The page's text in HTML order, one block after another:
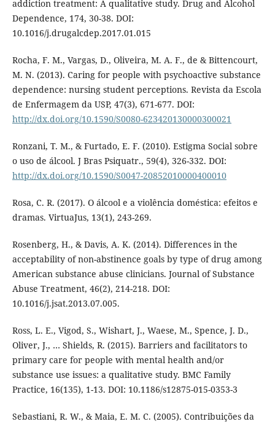
addiction treatment: A qualitative study. Drug and Alcohol
Dependence, 174, 30-38. DOI:
10.1016/j.drugalcdep.2017.01.015
Rocha, F. M., Vargas, D., Oliveira, M. A. F., de & Bittencourt,
M. N. (2013). Caring for people with psychoactive substance
dependence: nursing student perceptions. Revista da Escola
de Enfermagem da USP, 47(3), 671-677. DOI:
http://dx.doi.org/10.1590/S0080-623420130000300021
Ronzani, T. M., & Furtado, E. F. (2010). Estigma Social sobre
o uso de álcool. J Bras Psiquatr., 59(4), 326-332. DOI:
http://dx.doi.org/10.1590/S0047-20852010000400010
Rosa, C. R. (2017). O álcool e a violência doméstica: efeitos e
dramas. VirtuaJus, 13(1), 243-269.
Rosenberg, H., & Davis, A. K. (2014). Differences in the
acceptability of non-abstinence goals by type of drug among
American substance abuse clinicians. Journal of Substance
Abuse Treatment, 46(2), 214-218. DOI:
10.1016/j.jsat.2013.07.005.
Ross, L. E., Vigod, S., Wishart, J., Waese, M., Spence, J. D.,
Oliver, J., … Shields, R. (2015). Barriers and facilitators to
primary care for people with mental health and/or
substance use issues: a qualitative study. BMC Family
Practice, 16(135), 1-13. DOI: 10.1186/s12875-015-0353-3
Sebastiani, R. W., & Maia, E. M. C. (2005). Contribuições da